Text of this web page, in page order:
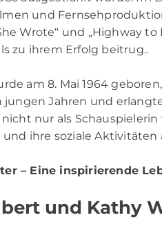
und
Wrote“ und „Highway
zu ihrem Erfolg beitrug..
am 8. Mai 1964
jungen Jahren und
nicht nur als
ihre soziale Aktivitäten
– Eine inspirierende
und Kathy